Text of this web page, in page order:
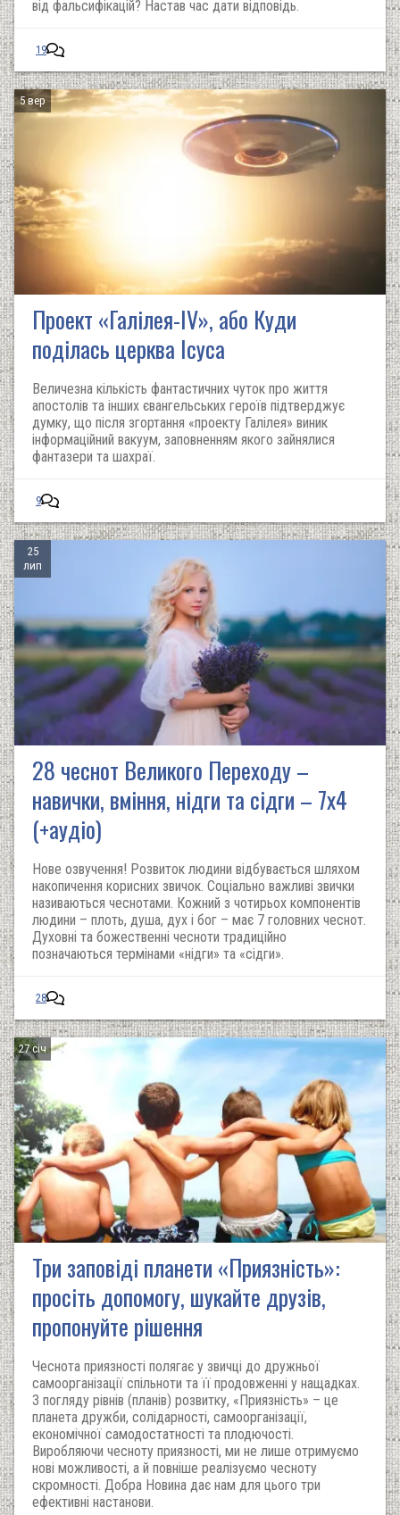
від фальсифікацій? Настав час дати відповідь.
19
5 вер
Проект «Галілея-IV», або Куди
поділась церква Ісуса
Величезна кількість фантастичних чуток про життя
апостолів та інших євангельських героїв підтверджує
думку, що після згортання «проекту Галілея» виник
інформаційний вакуум, заповненням якого зайнялися
фантазери та шахраї.
9
25
лип
28 чеснот Великого Переходу –
навички, вміння, нідги та сідги – 7х4
(+аудіо)
Нове озвучення! Розвиток людини відбувається шляхом
накопичення корисних звичок. Соціально важливі звички
називаються чеснотами. Кожний з чотирьох компонентів
людини – плоть, душа, дух і бог – має 7 головних чеснот.
Духовні та божественні чесноти традиційно
позначаються термінами «нідги» та «сідги».
28
27 січ
Три заповіді планети «Приязність»:
просіть допомогу, шукайте друзів,
пропонуйте рішення
Чеснота приязності полягає у звичці до дружньої
самоорганізації спільноти та її продовженні у нащадках.
З погляду рівнів (планів) розвитку, «Приязність» – це
планета дружби, солідарності, самоорганізації,
економічної самодостатності та плодючості.
Виробляючи чесноту приязності, ми не лише отримуємо
нові можливості, а й повніше реалізуємо чесноту
скромності. Добра Новина дає нам для цього три
ефективні настанови.